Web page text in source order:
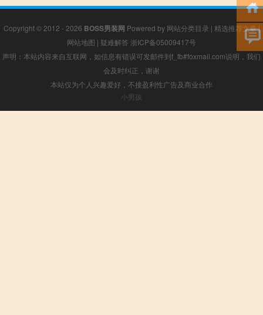
Copyright © 2012 - 2026 BOSS男装网 Powered by 网站分类目录 | 精选推荐文章|
网站地图 | 疑难解答 浙ICP备05009417号
声明：本站内容来自互联网，如信息有错误可发邮件到f_fb#foxmail.com说明，我们
会及时纠正，谢谢
本站仅为个人兴趣爱好，不接盈利性广告及商业合作
小男孩